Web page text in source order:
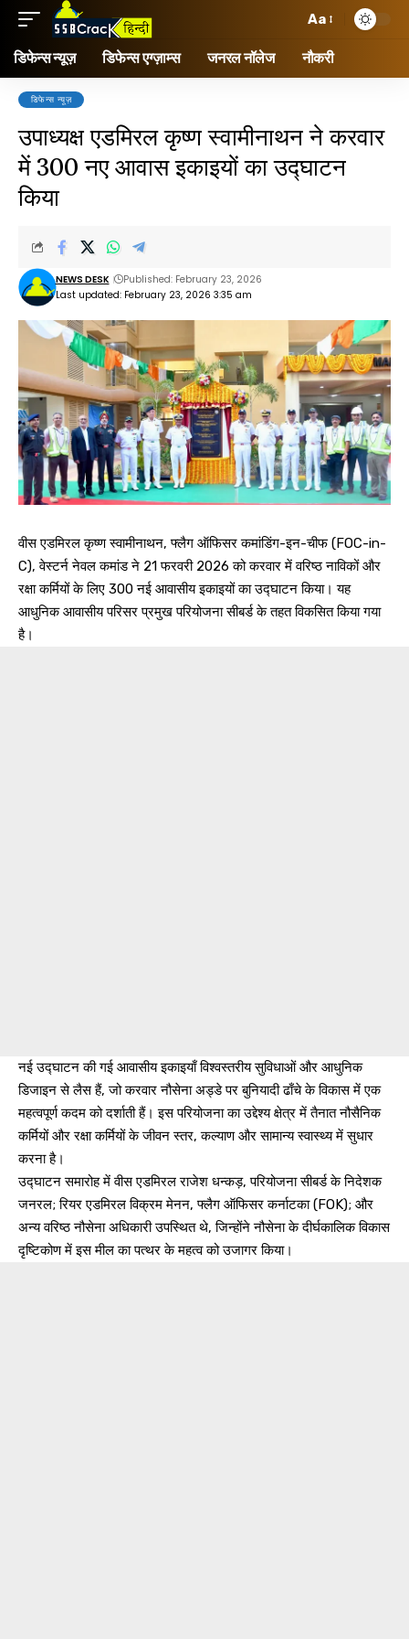
Aa
डिफेन्स न्यूज़ डिफेन्स एग्ज़ाम्स जनरल नॉलेज नौकरी
डिफेन्स न्यूज़
उपाध्यक्ष एडमिरल कृष्ण स्वामीनाथन ने करवार
में 300 नए आवास इकाइयों का उद्घाटन
किया
Last updated: February 23, 2026 3:35 am
NEWS DESK Published: February 23, 2026
वीस एडमिरल कृष्ण स्वामीनाथन, फ्लैग ऑफिसर कमांडिंग-इन-चीफ (FOC-in-
C), वेस्टर्न नेवल कमांड ने 21 फरवरी 2026 को करवार में वरिष्ठ नाविकों और
रक्षा कर्मियों के लिए 300 नई आवासीय इकाइयों का उद्घाटन किया। यह
आधुनिक आवासीय परिसर प्रमुख परियोजना सीबर्ड के तहत विकसित किया गया
है।
नई उद्घाटन की गई आवासीय इकाइयाँ विश्वस्तरीय सुविधाओं और आधुनिक
डिजाइन से लैस हैं, जो करवार नौसेना अड्डे पर बुनियादी ढाँचे के विकास में एक
महत्वपूर्ण कदम को दर्शाती हैं। इस परियोजना का उद्देश्य क्षेत्र में तैनात नौसैनिक
कर्मियों और रक्षा कर्मियों के जीवन स्तर, कल्याण और सामान्य स्वास्थ्य में सुधार
करना है।
उद्घाटन समारोह में वीस एडमिरल राजेश धन्कड़, परियोजना सीबर्ड के निदेशक
जनरल; रियर एडमिरल विक्रम मेनन, फ्लैग ऑफिसर कर्नाटका (FOK); और
अन्य वरिष्ठ नौसेना अधिकारी उपस्थित थे, जिन्होंने नौसेना के दीर्घकालिक विकास
दृष्टिकोण में इस मील का पत्थर के महत्व को उजागर किया।